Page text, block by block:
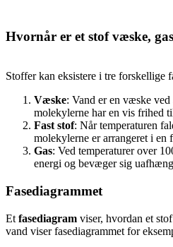
Hvornår er et stof væske,
Stoffer kan eksistere i tre forskellige
Væske: Vand er en væske
molekylerne har en vis frihed
Fast stof: Når temperaturen
molekylerne er arrangeret i en
Gas: Ved temperaturer over
energi og bevæger sig
Fasediagrammet
Et fasediagram viser, hvordan et
vand viser fasediagrammet for